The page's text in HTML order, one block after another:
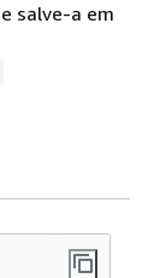
salve-a em